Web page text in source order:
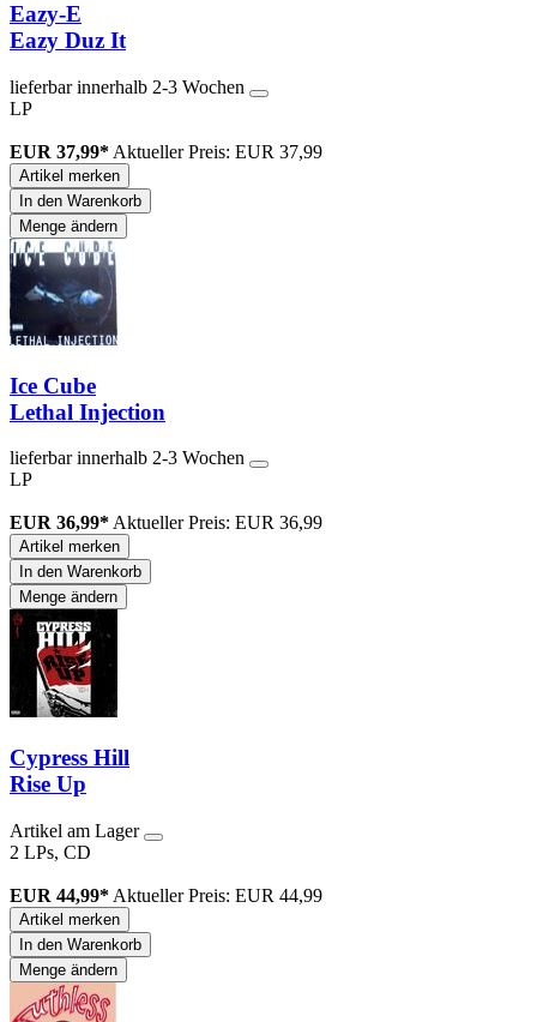
Eazy-E
Eazy Duz It
lieferbar innerhalb 2-3 Wochen
LP
EUR 37,99* Aktueller Preis: EUR 37,99
Artikel merken
In den Warenkorb
Menge ändern
Ice Cube
Lethal Injection
lieferbar innerhalb 2-3 Wochen
LP
EUR 36,99* Aktueller Preis: EUR 36,99
Artikel merken
In den Warenkorb
Menge ändern
Cypress Hill
Rise Up
Artikel am Lager
2 LPs, CD
EUR 44,99* Aktueller Preis: EUR 44,99
Artikel merken
In den Warenkorb
Menge ändern